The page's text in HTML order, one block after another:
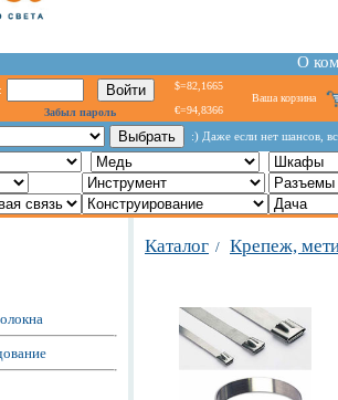
О
Забыл пароль
$=82,1665
€=94,8366
Ваша корзина
:) Даже если нет шансов,
Каталог / Крепеж,